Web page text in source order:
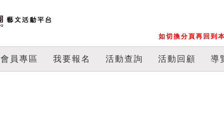
如切換分頁再回到
會員專區 我要報名 活動查詢 活動回顧 導